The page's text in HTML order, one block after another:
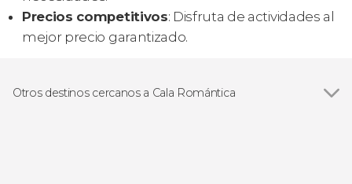
Precios competitivos: Disfruta de actividades al
mejor precio garantizado.
Otros destinos cercanos a Cala Romántica